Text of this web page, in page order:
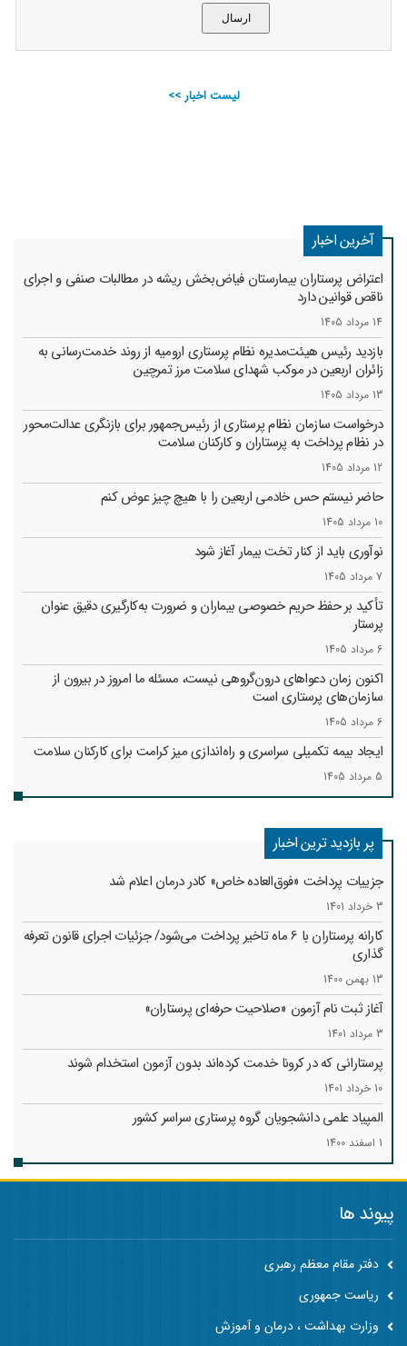
لیست اخبار >>
آخرین اخبار
اعتراض پرستاران بیمارستان فیاض‌بخش ریشه در مطالبات صنفی و اجرای
ناقص قوانین دارد
14 مرداد 1405
بازدید رئیس هیئت‌مدیره نظام پرستاری ارومیه از روند خدمت‌رسانی به
زائران اربعین در موکب شهدای سلامت مرز تمرچین
13 مرداد 1405
درخواست سازمان نظام پرستاری از رئیس‌جمهور برای بازنگری عدالت‌محور
در نظام پرداخت به پرستاران و کارکنان سلامت
12 مرداد 1405
حاضر نیستم حس خادمی اربعین را با هیچ چیز عوض کنم
10 مرداد 1405
نوآوری باید از کنار تخت بیمار آغاز شود
7 مرداد 1405
تأکید بر حفظ حریم خصوصی بیماران و ضرورت به‌کارگیری دقیق عنوان
پرستار
6 مرداد 1405
اکنون زمان دعواهای درون‌گروهی نیست، مسئله ما امروز در بیرون از
سازمان‌های پرستاری است
6 مرداد 1405
ایجاد بیمه تکمیلی سراسری و راه‌اندازی میز کرامت برای کارکنان سلامت
5 مرداد 1405
پر بازدید ترین اخبار
جزییات پرداخت «فوق‌العاده خاص» کادر درمان اعلام شد
3 خرداد 1401
کارانه‌ پرستاران با 6 ماه تاخیر پرداخت می‌شود/ جزئیات اجرای قانون تعرفه
گذاری
13 بهمن 1400
آغاز ثبت نام آزمون «صلاحیت حرفه‌ای پرستاران»
3 مرداد 1401
پرستارانی که در کرونا خدمت کرد‌ه‌اند بدون آزمون استخدام شوند
10 خرداد 1401
المپیاد علمی دانشجویان گروه پرستاری سراسر کشور
1 اسفند 1400
پیوند ها
دفتر مقام معظم رهبری
ریاست جمهوری
وزارت بهداشت ، درمان و آموزش